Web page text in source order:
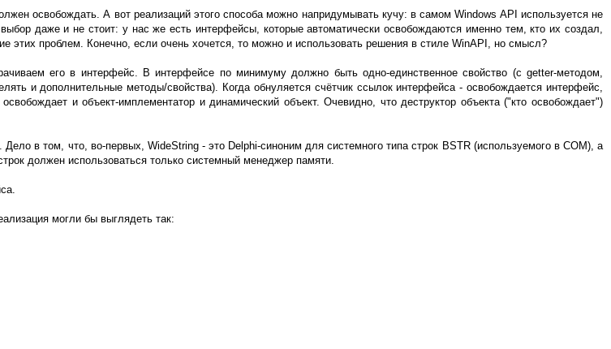
освобождать. А вот реализаций этого способа можно напридумывать кучу: в самом Windows API используется не
даже и не стоит: у нас же есть интерфейсы, которые автоматически освобождаются именно тем, кто их создал,
этих проблем. Конечно, если очень хочется, то можно и использовать решения в стиле WinAPI, но смысл?
его в интерфейс. В интерфейсе по минимуму должно быть одно-единственное свойство (с getter-методом,
и дополнительные методы/свойства). Когда обнуляется счётчик ссылок интерфейса - освобождается интерфейс,
и объект-имплементатор и динамический объект. Очевидно, что деструктор объекта ("кто освобождает")
в том, что, во-первых, WideString - это Delphi-синоним для системного типа строк BSTR (используемого в COM), а
должен использоваться только системный менеджер памяти.
могли бы выглядеть так: